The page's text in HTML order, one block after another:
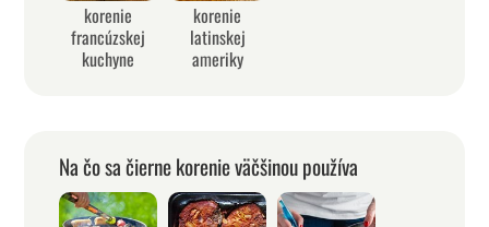
korenie
francúzskej
kuchyne
korenie
latinskej
ameriky
Na čo sa čierne korenie väčšinou používa